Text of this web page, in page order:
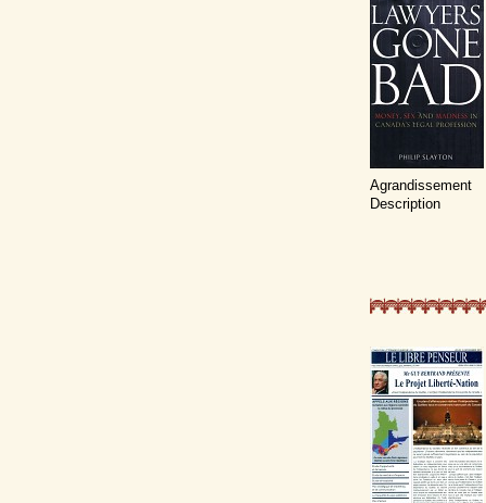
Agrandissement
Description